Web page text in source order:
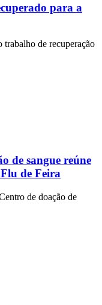
para a
trabalho de recuperação
de sangue reúne
de Feira
de doação de